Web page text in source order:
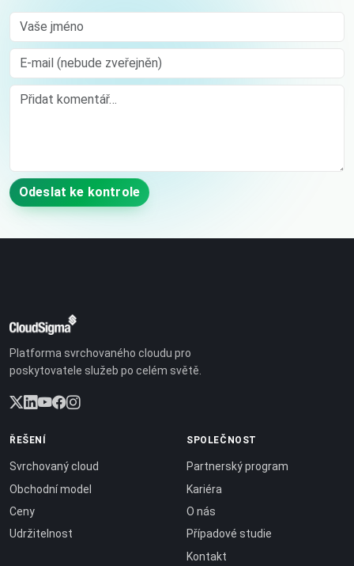
Vaše jméno
E-mail (nebude zveřejněn)
Comment
Odeslat ke kontrole
Platforma svrchovaného cloudu pro
poskytovatele služeb po celém světě.
ŘEŠENÍ
Svrchovaný cloud
Obchodní model
Ceny
Udržitelnost
SPOLEČNOST
Partnerský program
Kariéra
O nás
Případové studie
Kontakt